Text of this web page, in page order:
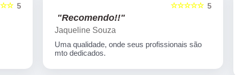
5 5
☆☆☆☆☆
"Recomendo!!"
Jaqueline Souza
Uma qualidade, onde seus profissionais são
mto dedicados.